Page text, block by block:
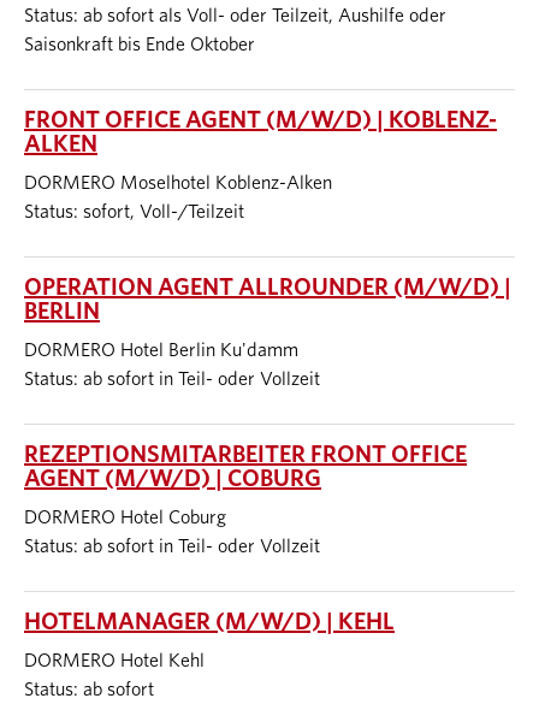
Status: ab sofort als Voll- oder Teilzeit, Aushilfe oder
Saisonkraft bis Ende Oktober
FRONT OFFICE AGENT (M/W/D) | KOBLENZ-
ALKEN
DORMERO Moselhotel Koblenz-Alken
Status: sofort, Voll-/Teilzeit
OPERATION AGENT ALLROUNDER (M/W/D) |
BERLIN
DORMERO Hotel Berlin Ku'damm
Status: ab sofort in Teil- oder Vollzeit
REZEPTIONSMITARBEITER FRONT OFFICE
AGENT (M/W/D) | COBURG
DORMERO Hotel Coburg
Status: ab sofort in Teil- oder Vollzeit
HOTELMANAGER (M/W/D) | KEHL
DORMERO Hotel Kehl
Status: ab sofort